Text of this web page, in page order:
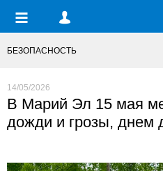
БЕЗОПАСНОСТЬ
14/05/2026
В Марий Эл 15 мая
дожди и грозы, днем